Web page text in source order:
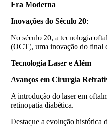
Era Moderna
Inovações do Século 20:
No século 20, a tecnologia
(OCT), uma inovação do final
Tecnologia Laser e Além
Avanços em Cirurgia
A introdução do laser em
retinopatia diabética.
Destaque a evolução histórica